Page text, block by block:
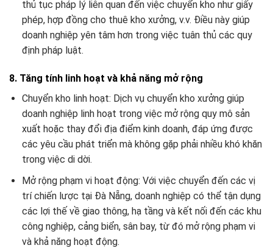
thủ tục pháp lý liên quan đến việc chuyển kho như giấy
phép, hợp đồng cho thuê kho xưởng, v.v. Điều này giúp
doanh nghiệp yên tâm hơn trong việc tuân thủ các quy
định pháp luật.
8. Tăng tính linh hoạt và khả năng mở rộng
Chuyển kho linh hoạt: Dịch vụ chuyển kho xưởng giúp
doanh nghiệp linh hoạt trong việc mở rộng quy mô sản
xuất hoặc thay đổi địa điểm kinh doanh, đáp ứng được
các yêu cầu phát triển mà không gặp phải nhiều khó khăn
trong việc di dời.
Mở rộng phạm vi hoạt động: Với việc chuyển đến các vị
trí chiến lược tại Đà Nẵng, doanh nghiệp có thể tận dụng
các lợi thế về giao thông, hạ tầng và kết nối đến các khu
công nghiệp, cảng biển, sân bay, từ đó mở rộng phạm vi
và khả năng hoạt động.